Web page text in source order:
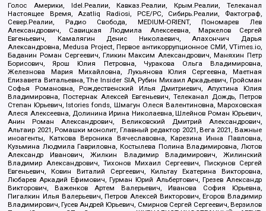
Голос Америки, Idel.Реалии, Кавказ.Реалии, Крым.Реалии, Телеканал
Настоящее Время, Azatliq Radiosi, PCE/PC, Сибирь.Реалии, Фактограф,
Север.Реалии, Радио Свобода, MEDIUM-ORIENT, Пономарев Лев
Александрович, Савицкая Людмила Алексеевна, Маркелов Сергей
Евгеньевич, Камалягин Денис Николаевич, Апахончич Дарья
Александровна, Medusa Project, Первое антикоррупционное СМИ, VTimes.io,
Баданин Роман Сергеевич, Гликин Максим Александрович, Маняхин Петр
Борисович, Ярош Юлия Петровна, Чуракова Ольга Владимировна,
Железнова Мария Михайловна, Лукьянова Юлия Сергеевна, Маетная
Елизавета Витальевна, The Insider SIA, Рубин Михаил Аркадьевич, Гройсман
Софья Романовна, Рождественский Илья Дмитриевич, Апухтина Юлия
Владимировна, Постернак Алексей Евгеньевич, Телеканал Дождь, Петров
Степан Юрьевич, Istories fonds, Шмагун Олеся Валентиновна, Мароховская
Алеся Алексеевна, Долинина Ирина Николаевна, Шлейнов Роман Юрьевич,
Анин Роман Александрович, Великовский Дмитрий Александрович,
Альтаир 2021, Ромашки монолит, Главный редактор 2021, Вега 2021, Важные
иноагенты, Каткова Вероника Вячеславовна, Карезина Инна Павловна,
Кузьмина Людмила Гавриловна, Костылева Полина Владимировна, Лютов
Александр Иванович, Жилкин Владимир Владимирович, Жилинский
Владимир Александрович, Тихонов Михаил Сергеевич, Пискунов Сергей
Евгеньевич, Ковин Виталий Сергеевич, Кильтау Екатерина Викторовна,
Любарев Аркадий Ефимович, Гурман Юрий Альбертович, Грезев Александр
Викторович, Важенков Артем Валерьевич, Иванова София Юрьевна,
Пигалкин Илья Валерьевич, Петров Алексей Викторович, Егоров Владимир
Владимирович, Гусев Андрей Юрьевич, Смирнов Сергей Сергеевич, Верзилов